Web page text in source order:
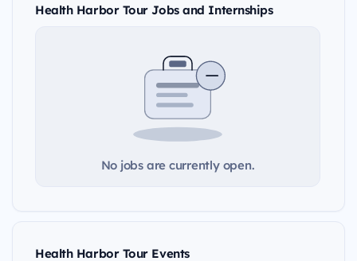
Health Harbor Tour Jobs and Internships
No jobs are currently open.
Health Harbor Tour Events